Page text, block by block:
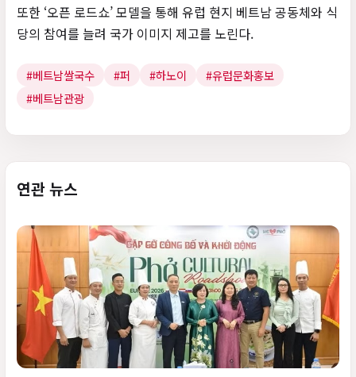
또한 ‘오픈 로드쇼’ 모델을 통해 유럽 현지 베트남 공동체와 식
당의 참여를 늘려 국가 이미지 제고를 노린다.
#베트남쌀국수 #퍼 #하노이
#유럽문화홍보
#베트남관광
연관 뉴스